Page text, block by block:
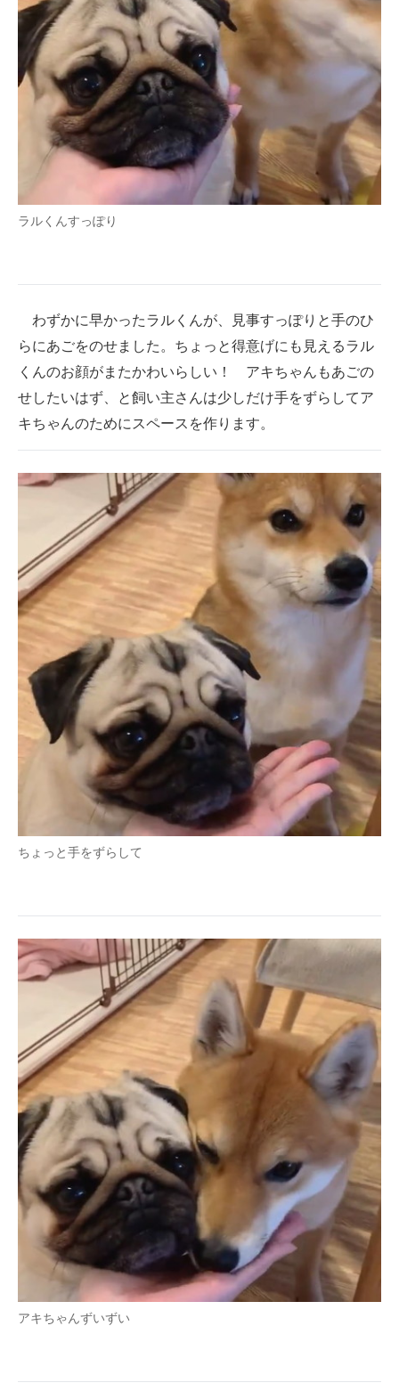
ラルくんすっぽり
わずかに早かったラルくんが、見事すっぽりと手のひ
らにあごをのせました。ちょっと得意げにも見えるラル
くんのお顔がまたかわいらしい！ アキちゃんもあごの
せしたいはず、と飼い主さんは少しだけ手をずらしてア
キちゃんのためにスペースを作ります。
ちょっと手をずらして
アキちゃんずいずい